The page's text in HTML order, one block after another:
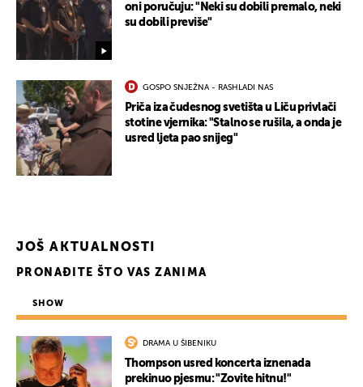
oni poručuju: "Neki su dobili premalo, neki
su dobili previše"
GOSPO SNJEŽNA - RASHLADI NAS
Priča iza čudesnog svetišta u Liču privlači
stotine vjernika: "Stalno se rušila, a onda je
usred ljeta pao snijeg"
JOŠ AKTUALNOSTI
PRONAĐITE ŠTO VAS ZANIMA
SHOW
DRAMA U ŠIBENIKU
Thompson usred koncerta iznenada
prekinuo pjesmu: "Zovite hitnu!"